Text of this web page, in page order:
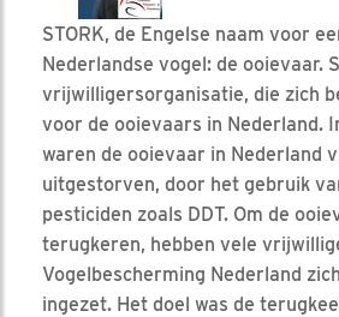
STORK, de Engelse naam voor
Nederlandse vogel: de ooievaar.
vrijwilligersorganisatie, die zich
voor de ooievaars in Nederland.
waren de ooievaar in Nederland
uitgestorven, door het gebruik
pesticiden zoals DDT. Om de
terugkeren, hebben vele
Vogelbescherming Nederland
ingezet. Het doel was de